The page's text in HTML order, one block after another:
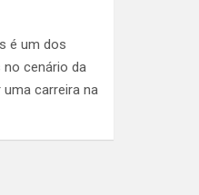
é um dos
cenário da
carreira na